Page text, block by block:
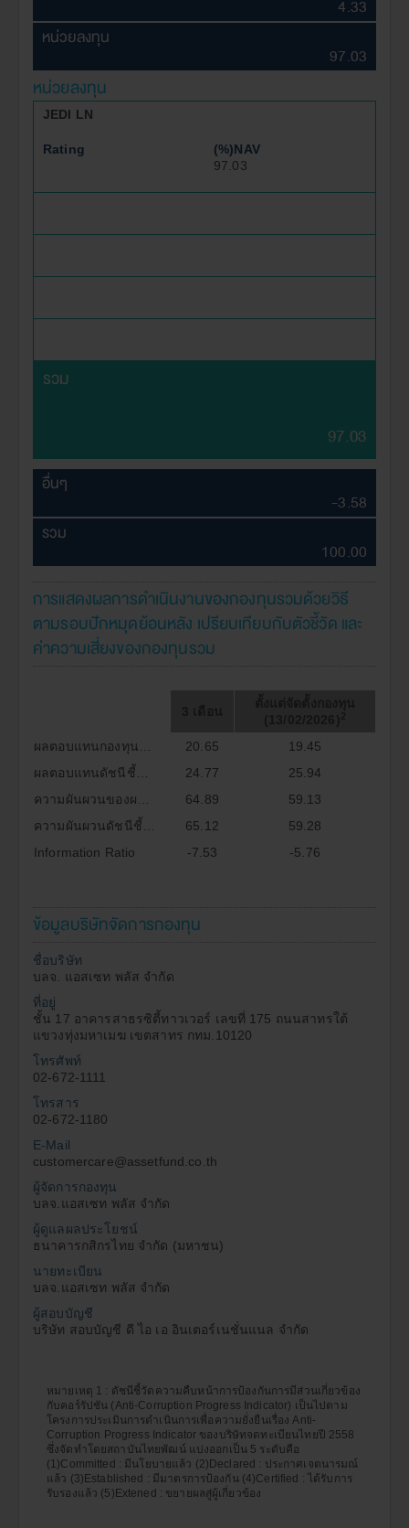
4.33
หน่วยลงทุน
97.03
หน่วยลงทุน
JEDI LN
Rating
(%)NAV
97.03
รวม
97.03
อื่นๆ
-3.58
รวม
100.00
การแสดงผลการดำเนินงานของกองทุนรวมด้วยวิธี
ตามรอบปักหมุดย้อนหลัง เปรียบเทียบกับตัวชี้วัด และ
ค่าความเสี่ยงของกองทุนรวม
20.65
19.45
24.77
25.94
64.89
59.13
65.12
59.28
Information Ratio
-7.53 -5.76
ข้อมูลบริษัทจัดการกองทุน
ชื่อบริษัท
บลจ. แอสเซท พลัส จำกัด
ที่อยู่
ชั้น 17 อาคารสาธรซิตี้ทาวเวอร์ เลขที่ 175 ถนนสาทรใต้
แขวงทุ่งมหาเมฆ เขตสาทร กทม.10120
โทรศัพท์
02-672-1111
โทรสาร
02-672-1180
E-Mail
customercare@assetfund.co.th
ผู้จัดการกองทุน
บลจ.แอสเซท พลัส จำกัด
ผู้ดูแลผลประโยชน์
ธนาคารกสิกรไทย จำกัด (มหาชน)
นายทะเบียน
บลจ.แอสเซท พลัส จำกัด
ผู้สอบบัญชี
บริษัท สอบบัญชี ดี ไอ เอ อินเตอร์เนชั่นแนล จำกัด
หมายเหตุ 1 : ดัชนีชี้วัดความคืบหน้าการป้องกันการมีส่วนเกี่ยวข้อง
กับคอร์รัปชัน (Anti-Corruption Progress Indicator) เป็นไปตาม
โครงการประเมินการดำเนินการเพื่อความยั่งยืนเรื่อง Anti-
Corruption Progress Indicator ของบริษัทจดทะเบียนไทยปี 2558
ซึ่งจัดทำโดยสถาบันไทยพัฒน์ แบ่งออกเป็น 5 ระดับคือ
(1)Committed : มีนโยบายแล้ว (2)Declared : ประกาศเจตนารมณ์
แล้ว (3)Established : มีมาตรการป้องกัน (4)Certified : ได้รับการ
รับรองแล้ว (5)Extened : ขยายผลสู่ผู้เกี่ยวข้อง